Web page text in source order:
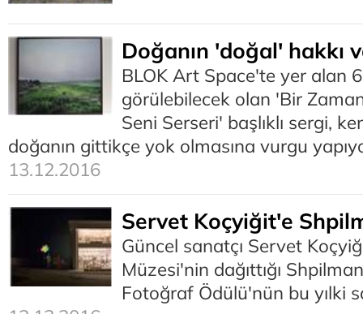
Doğanın 'doğal' hakkı
BLOK Art Space'te yer alan
görülebilecek olan 'Bir
Seni Serseri' başlıklı sergi,
doğanın gittikçe yok olmasına vurgu
13.12.2016
Servet Koçyiğit'e
Güncel sanatçı Servet
Müzesi'nin dağıttığı
Fotoğraf Ödülü'nün bu yılki